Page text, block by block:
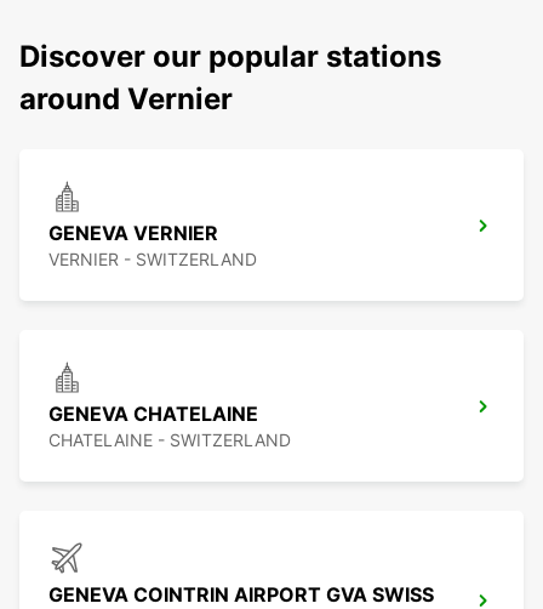
Discover our popular stations
around Vernier
GENEVA VERNIER
VERNIER - SWITZERLAND
GENEVA CHATELAINE
CHATELAINE - SWITZERLAND
GENEVA COINTRIN AIRPORT GVA SWISS